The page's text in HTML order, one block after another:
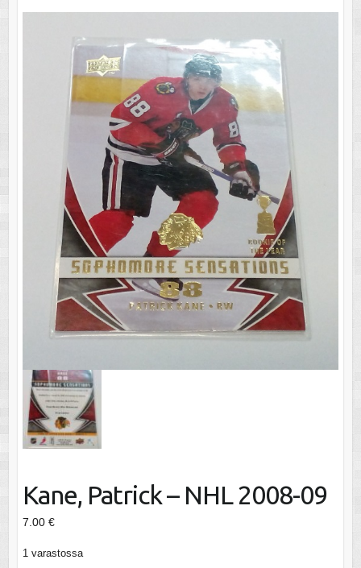
Kane, Patrick – NHL 2008-09
7.00 €
1 varastossa